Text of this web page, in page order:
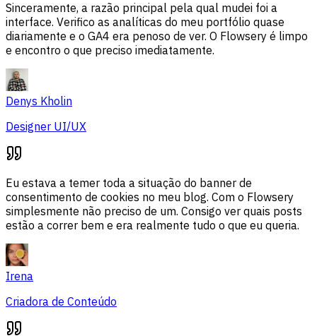
Sinceramente, a razão principal pela qual mudei foi a
interface. Verifico as analíticas do meu portfólio quase
diariamente e o GA4 era penoso de ver. O Flowsery é limpo
e encontro o que preciso imediatamente.
Denys Kholin
Designer UI/UX
Eu estava a temer toda a situação do banner de
consentimento de cookies no meu blog. Com o Flowsery
simplesmente não preciso de um. Consigo ver quais posts
estão a correr bem e era realmente tudo o que eu queria.
Irena
Criadora de Conteúdo